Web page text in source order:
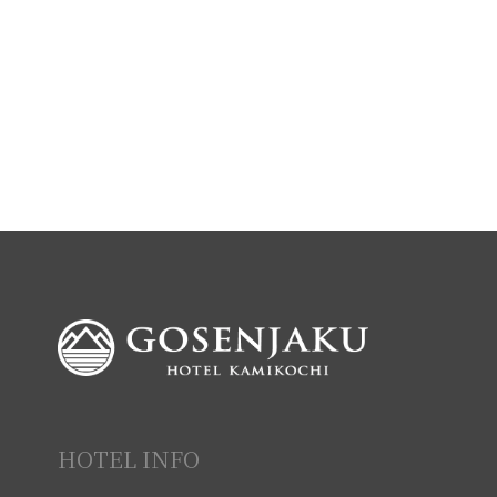
HOTEL INFO